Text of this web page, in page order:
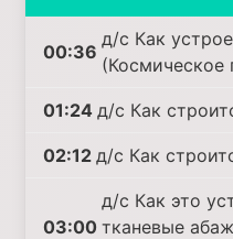
00:36
д/с Как
(Космическое
01:24 д/с Как
02:12 д/с Как
03:00
д/с Как это
тканевые